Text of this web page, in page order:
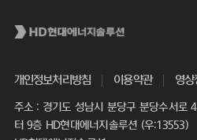
개인정보처리방침 이용약관 영
주소 : 경기도 성남시 분당구 분당수서로
터 9층 HD현대에너지솔루션 (우:13553)